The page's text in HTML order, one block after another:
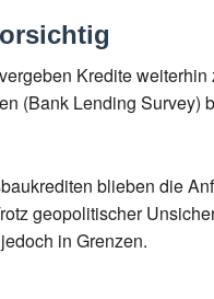
Kredite
(Bank Lending
blieben die
geopolitischer
in Grenzen.